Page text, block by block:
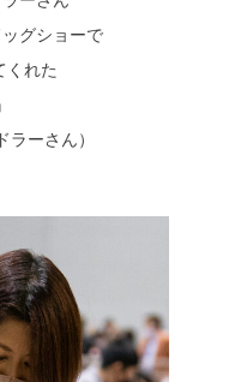
グショーで
くれた
ラーさん）